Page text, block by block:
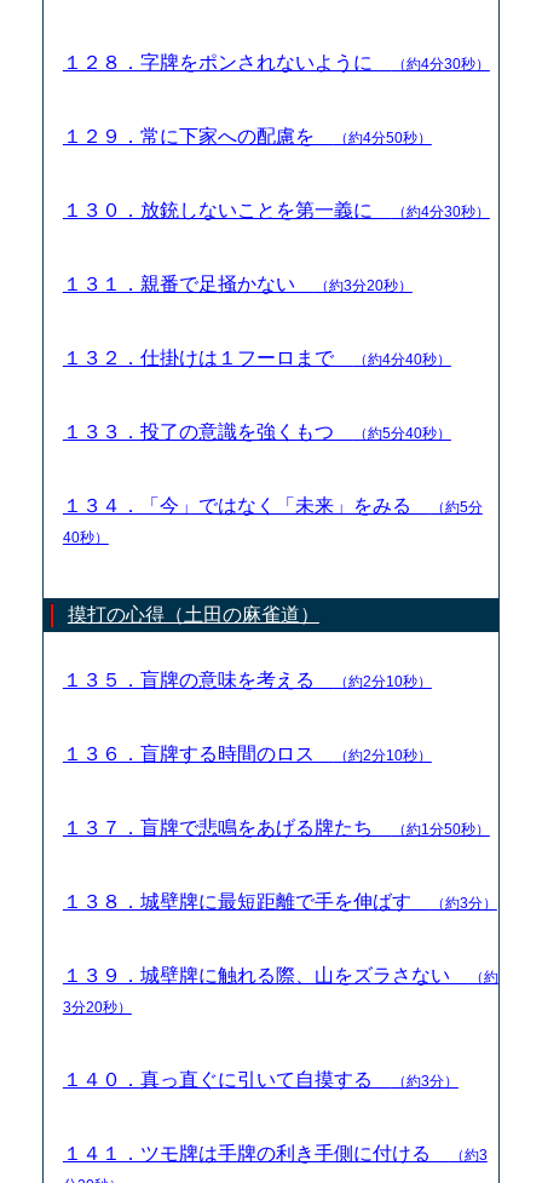
１２８．字牌をポンされないように （約4分30秒）
１２９．常に下家への配慮を （約4分50秒）
１３０．放銃しないことを第一義に （約4分30秒）
１３１．親番で足掻かない （約3分20秒）
１３２．仕掛けは１フーロまで （約4分40秒）
１３３．投了の意識を強くもつ （約5分40秒）
１３４．「今」ではなく「未来」をみる
（約5分
40秒）
摸打の心得（土田の麻雀道）
１３５．盲牌の意味を考える （約2分10秒）
１３６．盲牌する時間のロス （約2分10秒）
１３７．盲牌で悲鳴をあげる牌たち （約1分50秒）
１３８．城壁牌に最短距離で手を伸ばす （約3分）
１３９．城壁牌に触れる際、山をズラさない
（約
3分20秒）
１４０．真っ直ぐに引いて自摸する （約3分）
１４１．ツモ牌は手牌の利き手側に付ける
（約3